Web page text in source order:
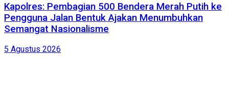
Kapolres: Pembagian 500 Bendera Merah Putih ke
Pengguna Jalan Bentuk Ajakan Menumbuhkan
Semangat Nasionalisme
5 Agustus 2026